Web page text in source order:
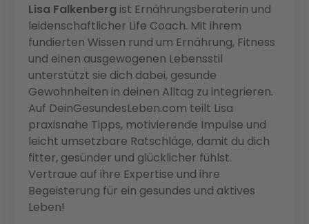
Lisa Falkenberg ist Ernährungsberaterin und
leidenschaftlicher Life Coach. Mit ihrem
fundierten Wissen rund um Ernährung, Fitness
und einen ausgewogenen Lebensstil
unterstützt sie dich dabei, gesunde
Gewohnheiten in deinen Alltag zu integrieren.
Auf DeinGesundesLeben.com teilt Lisa
praxisnahe Tipps, motivierende Impulse und
leicht umsetzbare Ratschläge, damit du dich
fitter, gesünder und glücklicher fühlst.
Vertraue auf ihre Expertise und ihre
Begeisterung für ein gesundes und aktives
Leben!